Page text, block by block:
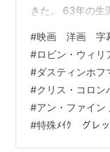
きた。 63年の生
は、やるせない
す。 せめて彼の
せている事を祈
🌟🌟🌟🌟🌟 ミセ
🌟🌟🌟🌟🌟🌟🌟
#映画 洋画 字
#ロビン・ウィリ
#ダスティンホ
#クリス・コロン
#アン・ファイン
#特殊ﾒｲｸ グレ